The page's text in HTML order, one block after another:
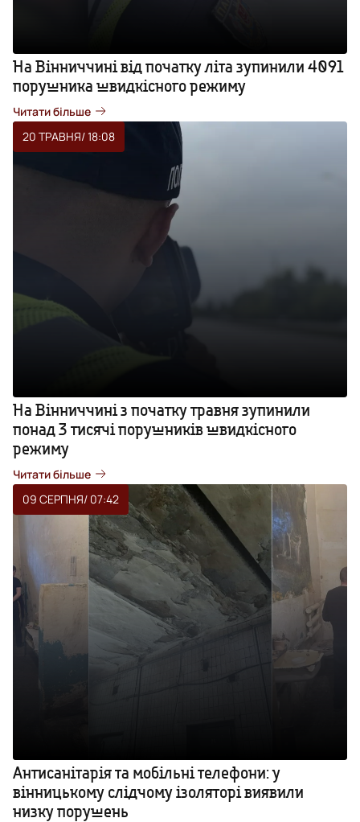
На Вінниччині від початку літа зупинили 4091
порушника швидкісного режиму
Читати більше
20 ТРАВНЯ/ 18:08
На Вінниччині з початку травня зупинили
понад 3 тисячі порушників швидкісного
режиму
Читати більше
09 СЕРПНЯ/ 07:42
Антисанітарія та мобільні телефони: у
вінницькому слідчому ізоляторі виявили
низку порушень